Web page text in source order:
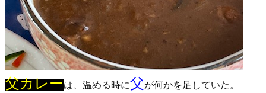
父カレーは、温める時に父が何かを足していた。